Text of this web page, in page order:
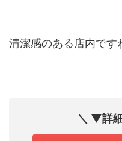
清潔感のある店内です
＼ ▼詳